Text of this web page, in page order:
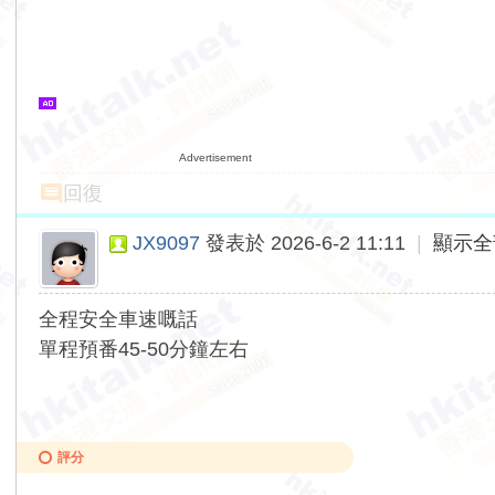
Advertisement
回復
JX9097 發表於 2026-6-2 11:11 顯示
全程安全車速嘅話
單程預番45-50分鐘左右
評分